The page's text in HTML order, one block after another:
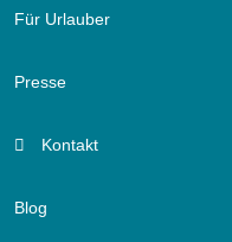
Für Urlauber
Presse
Kontakt
Blog